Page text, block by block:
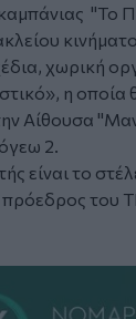
"Το
χωρική
η
Αίθουσα
2.
είναι το
πρόεδρος